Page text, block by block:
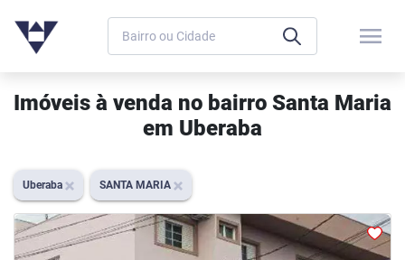
menu
Imóveis à venda no bairro Santa Maria
em Uberaba
Uberaba SANTA MARIA